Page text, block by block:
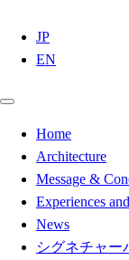
JP
EN
Home
Architecture
Message &
Experiences
News
シグネチャー